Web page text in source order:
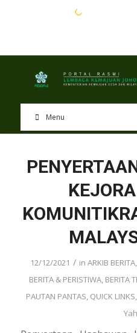
Menu
12/12/2021 / in ARKIB BERITA,
BERITA & PERISTIWA, BERITA
PAUTAN PANTAS, QUICK LINKS